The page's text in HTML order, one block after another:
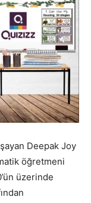
Deepak Joy
öğretmeni
üzerinde